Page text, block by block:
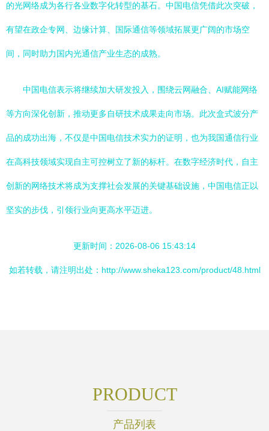
的光网络成为各行各业数字化转型的基石。中国电信凭借此次突破，
有望在政企专网、边缘计算、国际通信等领域拓展更广阔的市场空
间，同时助力国内光通信产业生态的成熟。
中国电信表示将继续加大研发投入，围绕云网融合、AI赋能网络
等方向深化创新，推动更多自研技术成果走向市场。此次盒式波分产
品的成功出海，不仅是中国电信技术实力的证明，也为我国通信行业
在高科技领域实现自主可控树立了新的标杆。在数字经济时代，自主
创新的网络技术将成为支撑社会发展的关键基础设施，中国电信正以
坚实的步伐，引领行业向更高水平迈进。
更新时间：2026-08-06 15:43:14
如若转载，请注明出处：http://www.sheka123.com/product/48.html
PRODUCT
产品列表